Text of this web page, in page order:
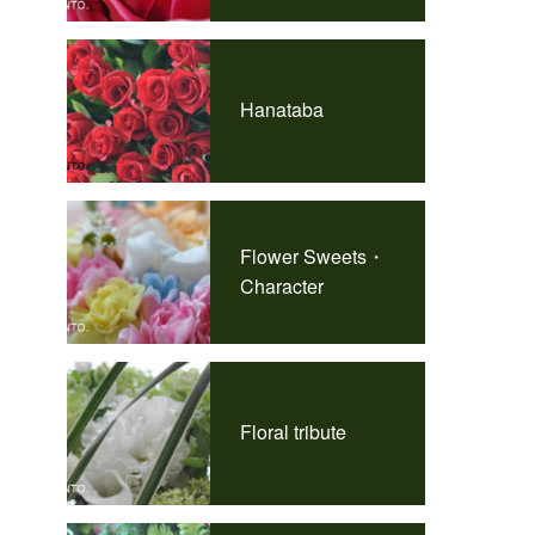
Hanataba
Flower Sweets・
Character
Floral tribute